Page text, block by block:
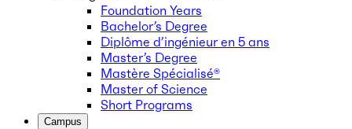
Foundation Years
Bachelor’s Degree
Diplôme d’ingénieur en 5 ans
Master’s Degree
Mastère Spécialisé®
Master of Science
Short Programs
Campus